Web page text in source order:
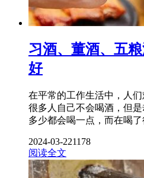
习酒、董酒、五
好
在平常的工作生活中，人
很多人自己不会喝酒，但
多少都会喝一点，而在喝了
2024-03-221178
阅读全文